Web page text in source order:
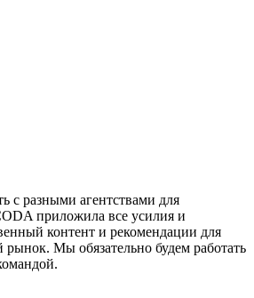
с разными агентствами для
приложила все усилия и
контент и рекомендации для
рынок. Мы обязательно будем работать